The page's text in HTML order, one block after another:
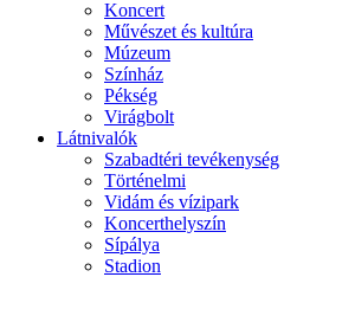
Koncert
Művészet és kultúra
Múzeum
Színház
Pékség
Virágbolt
Látnivalók
Szabadtéri tevékenység
Történelmi
Vidám és vízipark
Koncerthelyszín
Sípálya
Stadion